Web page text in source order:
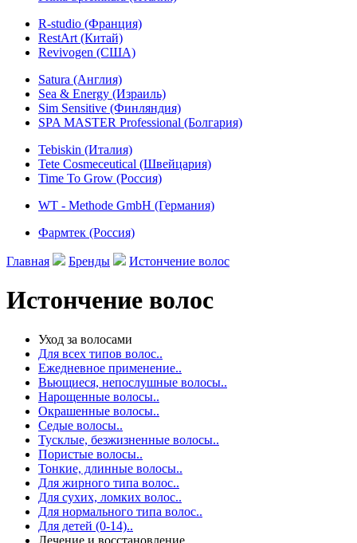
R-studio (Франция)
RestArt (Китай)
Revivogen (США)
Satura (Англия)
Sea & Energy (Израиль)
Sim Sensitive (Финляндия)
SPA MASTER Professional (Болгария)
Tebiskin (Италия)
Tete Cosmeceutical (Швейцария)
Time To Grow (Россия)
WT - Methode GmbH (Германия)
Фармтек (Россия)
Главная Бренды Истончение волос
Истончение волос
Уход за волосами
Для всех типов волос..
Ежедневное применение..
Вьющиеся, непослушные волосы..
Нарощенные волосы..
Окрашенные волосы..
Седые волосы..
Тусклые, безжизненные волосы..
Пористые волосы..
Тонкие, длинные волосы..
Для жирного типа волос..
Для сухих, ломких волос..
Для нормального типа волос..
Для детей (0-14)..
Лечение и восстановление